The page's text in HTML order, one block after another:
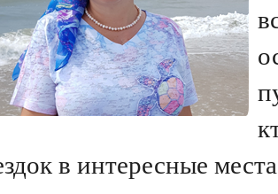
в интересные